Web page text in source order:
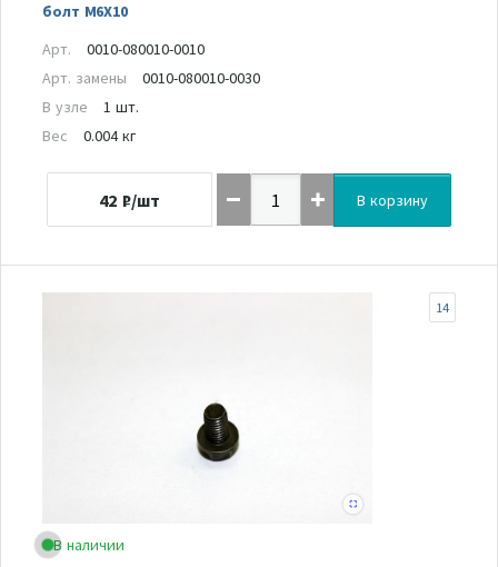
болт M6X10
Арт.
0010-080010-0010
Арт. замены
0010-080010-0030
В узле
1 шт.
Вес
0.004 кг
42 ₽/шт В корзину
В наличии
14